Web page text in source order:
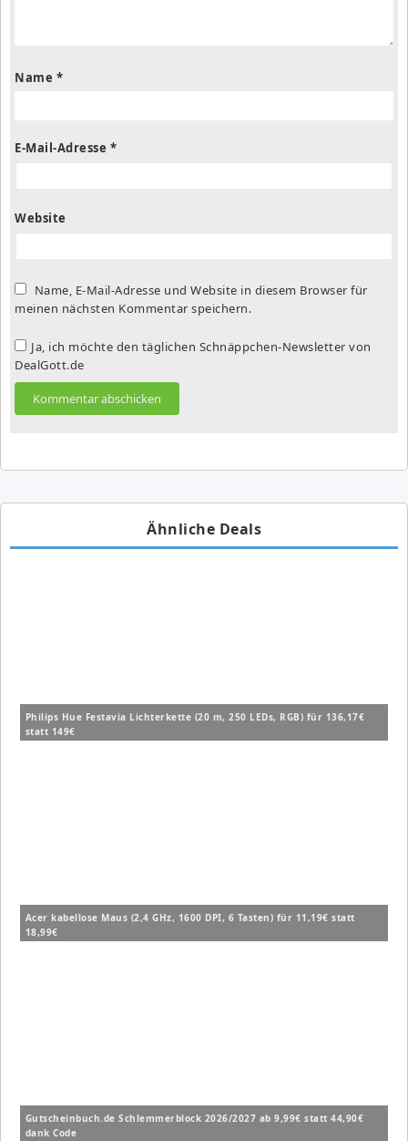
Name *
E-Mail-Adresse *
Website
Name, E-Mail-Adresse und Website in diesem Browser für
meinen nächsten Kommentar speichern.
Ja, ich möchte den täglichen Schnäppchen-Newsletter von
DealGott.de
Ähnliche Deals
Philips Hue Festavia Lichterkette (20 m, 250 LEDs, RGB) für 136,17€
statt 149€
Acer kabellose Maus (2,4 GHz, 1600 DPI, 6 Tasten) für 11,19€ statt
18,99€
Gutscheinbuch.de Schlemmerblock 2026/2027 ab 9,99€ statt 44,90€
dank Code